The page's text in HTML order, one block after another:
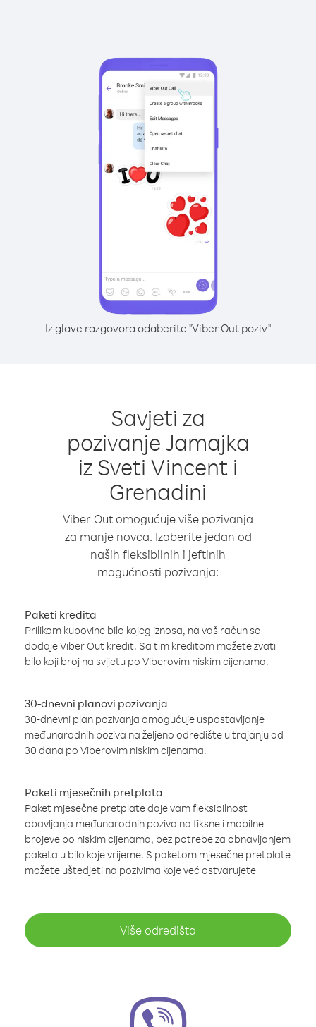
Iz glave razgovora odaberite "Viber Out poziv"
Savjeti za
pozivanje Jamajka
iz Sveti Vincent i
Grenadini
Viber Out omogućuje više pozivanja
za manje novca. Izaberite jedan od
naših fleksibilnih i jeftinih
mogućnosti pozivanja:
Paketi kredita
Prilikom kupovine bilo kojeg iznosa, na vaš račun se
dodaje Viber Out kredit. Sa tim kreditom možete zvati
bilo koji broj na svijetu po Viberovim niskim cijenama.
30-dnevni planovi pozivanja
30-dnevni plan pozivanja omogućuje uspostavljanje
međunarodnih poziva na željeno odredište u trajanju od
30 dana po Viberovim niskim cijenama.
Paketi mjesečnih pretplata
Paket mjesečne pretplate daje vam fleksibilnost
obavljanja međunarodnih poziva na fiksne i mobilne
brojeve po niskim cijenama, bez potrebe za obnavljanjem
paketa u bilo koje vrijeme. S paketom mjesečne pretplate
možete uštedjeti na pozivima koje već ostvarujete
Više odredišta